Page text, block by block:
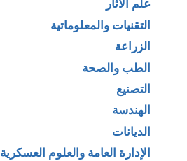
علم الآثار
التقنيات والمعلوماتية
الزراعة
الطب والصحة
التصنيع
الهندسة
الديانات
الإدارة العامة والعلوم العسكرية